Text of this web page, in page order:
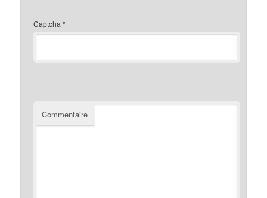
Captcha *
Commentaire